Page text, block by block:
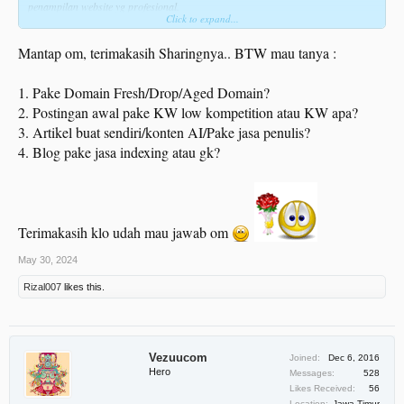
penampilan website yg profesional.
ada Term os service, policy privacy, contact, alamat
Oiya selain Guest Post, kadang ada yg minta Link Insertion. Dan bisa tawarin
Biasanya saya minta tambahan $10.
Contohnya yg terakhir transaksi nih.
Click to expand...
Mantap om, terimakasih Sharingnya.. BTW mau tanya :
1. Pake Domain Fresh/Drop/Aged Domain?
2. Postingan awal pake KW low kompetition atau KW apa?
3. Artikel buat sendiri/konten AI/Pake jasa penulis?
4. Blog pake jasa indexing atau gk?
Terimakasih klo udah mau jawab om
May 30, 2024
Rizal007 likes this.
Vezuucom
Hero
Joined:
Dec 6, 2016
Messages:
528
Likes Received:
56